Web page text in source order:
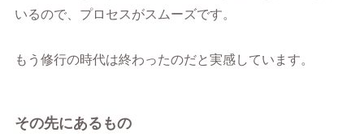
いるので、プロセスがスムーズです。
もう修行の時代は終わったのだと実感しています。
その先にあるもの